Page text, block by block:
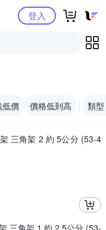
物中心登入
低價 價格低到高 類型
三角架 2 約 5公分 (53-4